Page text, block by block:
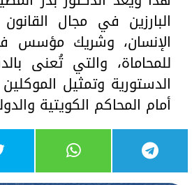
البارزين في مجال
الإنسان، وشريك مؤسس
للمحاماة، والتي تُعنى
الدستورية وتمثيل
أمام المحاكم الكويتية